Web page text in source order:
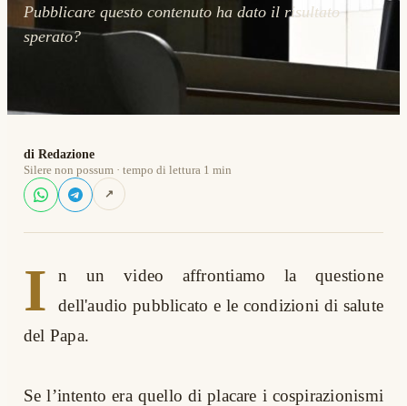
Pubblicare questo contenuto ha dato il risultato
sperato?
di Redazione
Silere non possum · tempo di lettura 1 min
↗
I
n un video affrontiamo la questione
dell'audio pubblicato e le condizioni di salute
del Papa.
Se l’intento era quello di placare i cospirazionismi